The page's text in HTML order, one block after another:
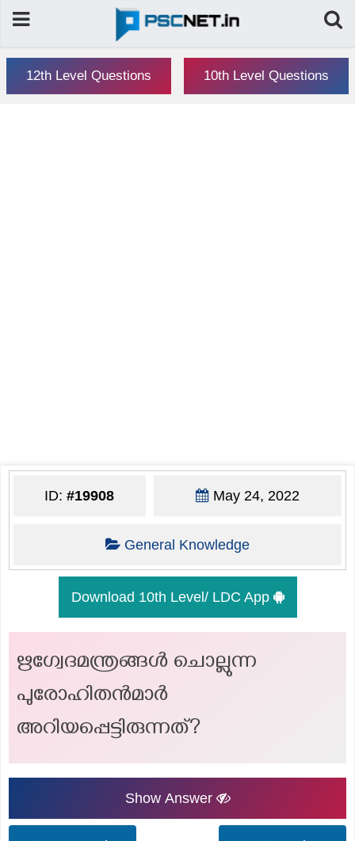
12th Level Questions 10th Level Questions
ID:#19908 May 24, 2022
General Knowledge
Download 10th Level/ LDC App
ഋഗ്വേദമന്ത്രങ്ങൾ ചൊല്ലുന്ന
പുരോഹിതൻമാർ
അറിയപ്പെട്ടിരുന്നത്?
Show Answer